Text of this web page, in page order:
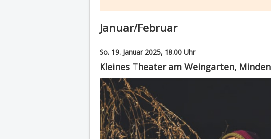
Januar/Februar
So. 19. Januar 2025, 18.00 Uhr
Kleines Theater am Weingarten, Minden